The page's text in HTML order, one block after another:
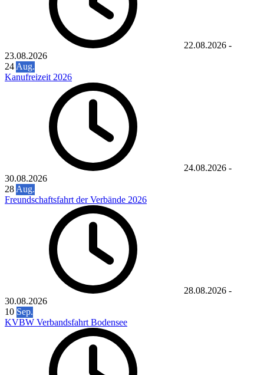
22.08.2026 -
23.08.2026
24 Aug.
Kanufreizeit 2026
24.08.2026 -
30.08.2026
28 Aug.
Freundschaftsfahrt der Verbände 2026
28.08.2026 -
30.08.2026
10 Sep.
KVBW Verbandsfahrt Bodensee